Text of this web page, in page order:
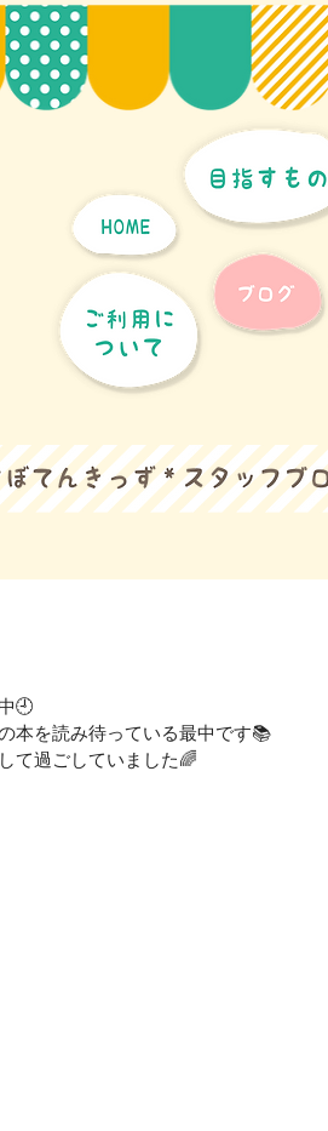
🕘
本を読み待っている最中です📚
て過ごしていました🌈